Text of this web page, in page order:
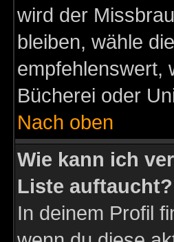
wird der
bleiben, wähle
empfehlenswert,
Bücherei oder
Nach oben
Wie kann ich
Liste auftaucht?
In deinem Profil